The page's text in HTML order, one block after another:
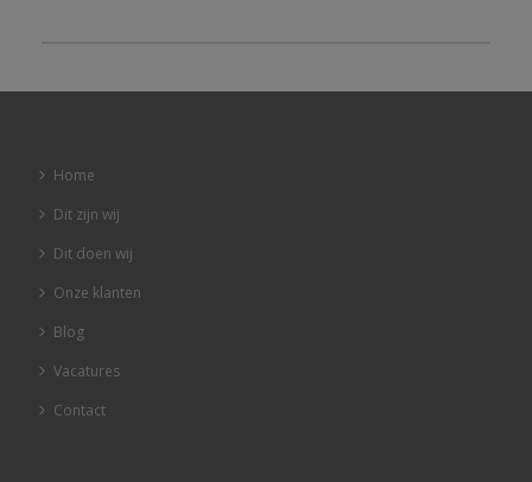
Home
Dit zijn wij
Dit doen wij
Onze klanten
Blog
Vacatures
Contact